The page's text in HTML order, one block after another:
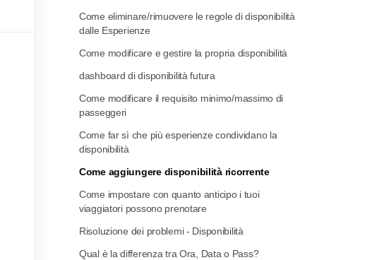
Come eliminare/rimuovere le regole di disponibilità
dalle Esperienze
Come modificare e gestire la propria disponibilità
dashboard di disponibilità futura
Come modificare il requisito minimo/massimo di
passeggeri
Come far sì che più esperienze condividano la
disponibilità
Come aggiungere disponibilità ricorrente
Come impostare con quanto anticipo i tuoi
viaggiatori possono prenotare
Risoluzione dei problemi - Disponibilità
Qual è la differenza tra Ora, Data o Pass?